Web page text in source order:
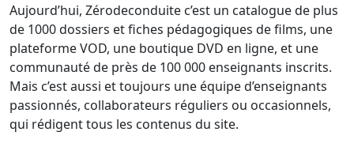
Aujourd’hui, Zérodeconduite c’est un catalogue de plus
de 1000 dossiers et fiches pédagogiques de films, une
plateforme VOD, une boutique DVD en ligne, et une
communauté de près de 100 000 enseignants inscrits.
Mais c’est aussi et toujours une équipe d’enseignants
passionnés, collaborateurs réguliers ou occasionnels,
qui rédigent tous les contenus du site.